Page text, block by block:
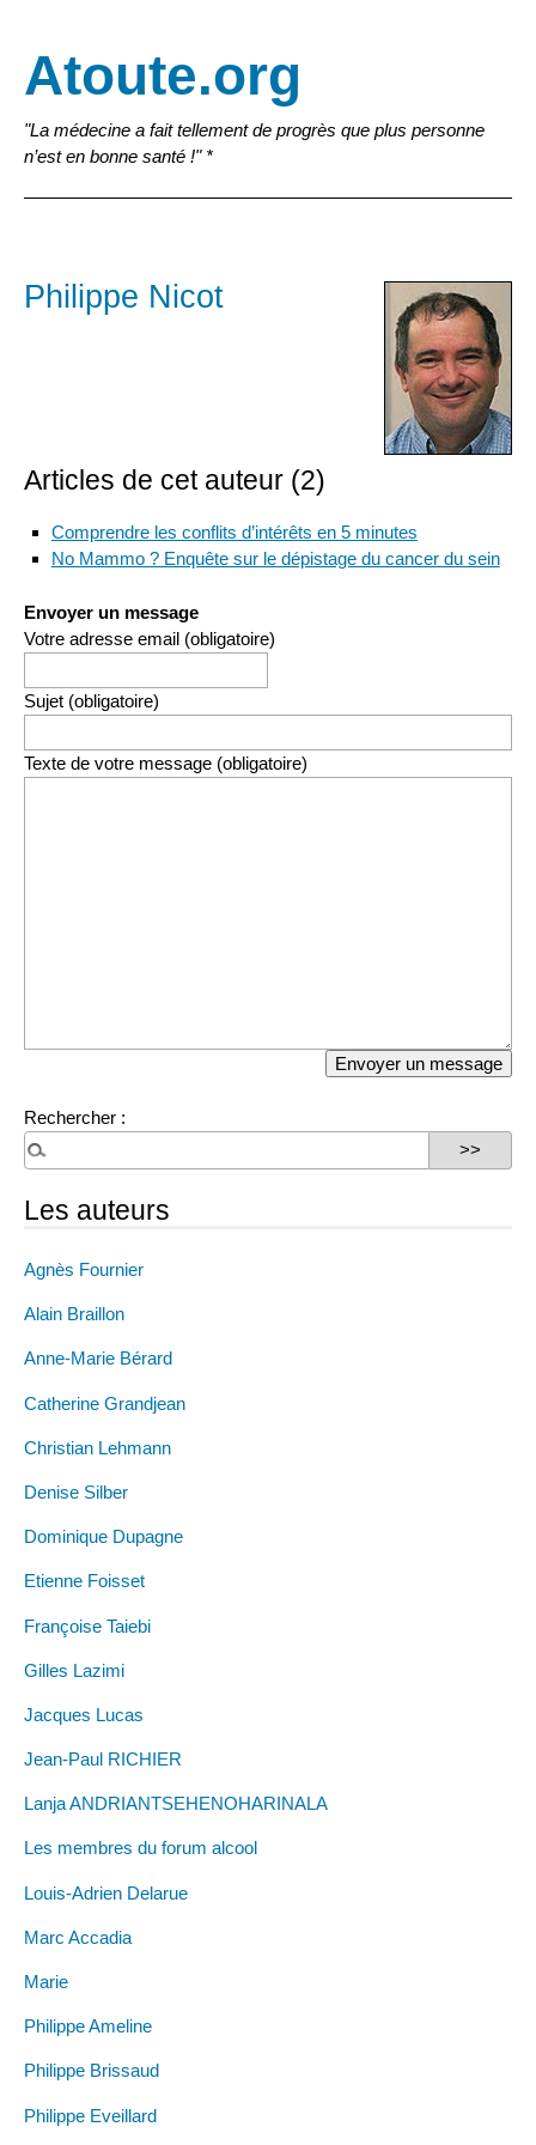
Atoute.org
"La médecine a fait tellement de progrès que plus personne
n’est en bonne santé !" *
Philippe Nicot
Articles de cet auteur (2)
Comprendre les conflits d’intérêts en 5 minutes
No Mammo ? Enquête sur le dépistage du cancer du sein
Envoyer un message
Votre adresse email (obligatoire)
Sujet (obligatoire)
Texte de votre message (obligatoire)
Rechercher :
Les auteurs
Agnès Fournier
Alain Braillon
Anne-Marie Bérard
Catherine Grandjean
Christian Lehmann
Denise Silber
Dominique Dupagne
Etienne Foisset
Françoise Taiebi
Gilles Lazimi
Jacques Lucas
Jean-Paul RICHIER
Lanja ANDRIANTSEHENOHARINALA
Les membres du forum alcool
Louis-Adrien Delarue
Marc Accadia
Marie
Philippe Ameline
Philippe Brissaud
Philippe Eveillard